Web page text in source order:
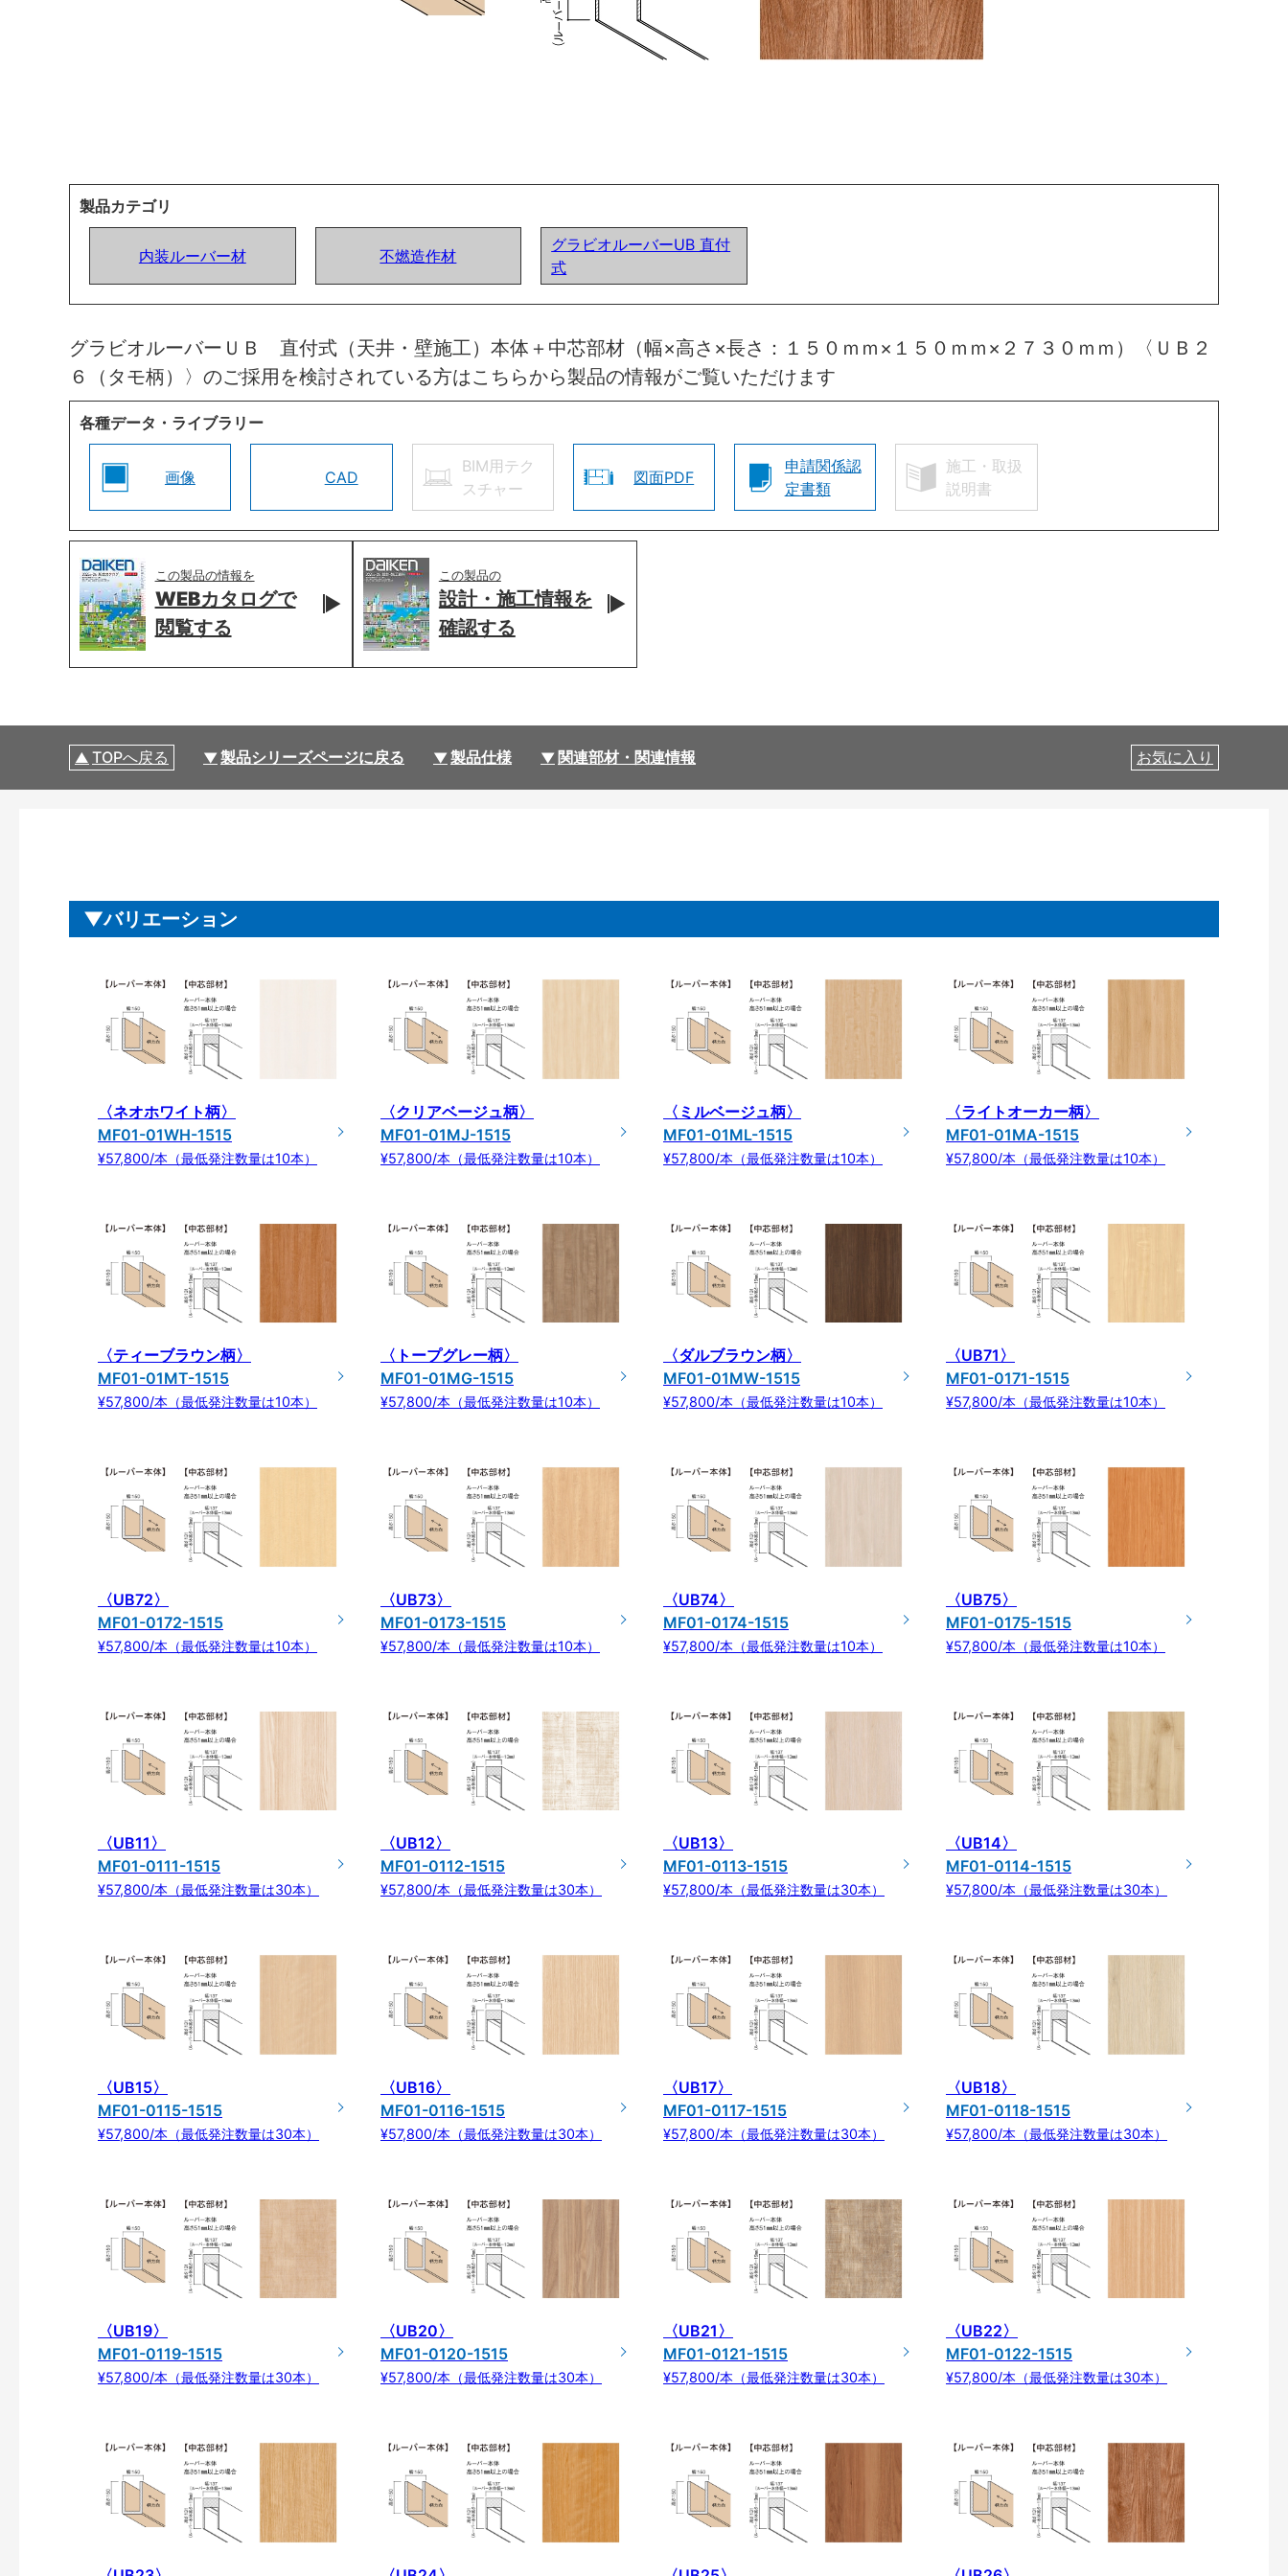
製品カテゴリ
内装ルーバー材 不燃造作材
グラビオルーバーUB 直付
式
グラビオルーバーＵＢ 直付式（天井・壁施工）本体＋中芯部材（幅×高さ×長さ：１５０ｍｍ×１５０ｍｍ×２７３０ｍｍ）〈ＵＢ２
６（タモ柄）〉のご採用を検討されている方はこちらから製品の情報がご覧いただけます
各種データ・ライブラリー
画像 CAD
BIM用テク
スチャー
図面PDF
申請関係認
定書類
施工・取扱
説明書
この製品の情報を
WEBカタログで
閲覧する
この製品の
設計・施工情報を
確認する
TOPへ戻る 製品シリーズページに戻る 製品仕様 関連部材・関連情報 お気に入り
バリエーション
〈ネオホワイト柄〉
MF01-01WH-1515
¥57,800/本（最低発注数量は10本）
〈クリアベージュ柄〉
MF01-01MJ-1515
¥57,800/本（最低発注数量は10本）
〈ミルベージュ柄〉
MF01-01ML-1515
¥57,800/本（最低発注数量は10本）
〈ライトオーカー柄〉
MF01-01MA-1515
¥57,800/本（最低発注数量は10本）
〈ティーブラウン柄〉
MF01-01MT-1515
¥57,800/本（最低発注数量は10本）
〈トープグレー柄〉
MF01-01MG-1515
¥57,800/本（最低発注数量は10本）
〈ダルブラウン柄〉
MF01-01MW-1515
¥57,800/本（最低発注数量は10本）
〈UB71〉
MF01-0171-1515
¥57,800/本（最低発注数量は10本）
〈UB72〉
MF01-0172-1515
¥57,800/本（最低発注数量は10本）
〈UB73〉
MF01-0173-1515
¥57,800/本（最低発注数量は10本）
〈UB74〉
MF01-0174-1515
¥57,800/本（最低発注数量は10本）
〈UB75〉
MF01-0175-1515
¥57,800/本（最低発注数量は10本）
〈UB11〉
MF01-0111-1515
¥57,800/本（最低発注数量は30本）
〈UB12〉
MF01-0112-1515
¥57,800/本（最低発注数量は30本）
〈UB13〉
MF01-0113-1515
¥57,800/本（最低発注数量は30本）
〈UB14〉
MF01-0114-1515
¥57,800/本（最低発注数量は30本）
〈UB15〉
MF01-0115-1515
¥57,800/本（最低発注数量は30本）
〈UB16〉
MF01-0116-1515
¥57,800/本（最低発注数量は30本）
〈UB17〉
MF01-0117-1515
¥57,800/本（最低発注数量は30本）
〈UB18〉
MF01-0118-1515
¥57,800/本（最低発注数量は30本）
〈UB19〉
MF01-0119-1515
¥57,800/本（最低発注数量は30本）
〈UB20〉
MF01-0120-1515
¥57,800/本（最低発注数量は30本）
〈UB21〉
MF01-0121-1515
¥57,800/本（最低発注数量は30本）
〈UB22〉
MF01-0122-1515
¥57,800/本（最低発注数量は30本）